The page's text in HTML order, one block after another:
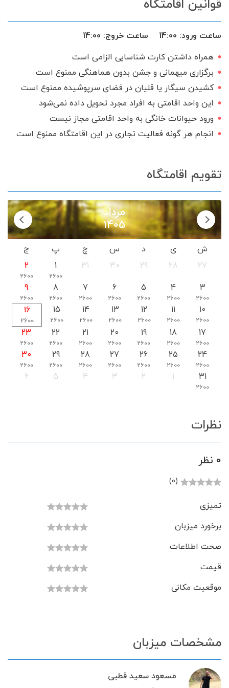
ماشین لباس‌شویی
قوانین اقامتگاه
ساعت ورود: 14:00 ساعت خروج: 14:00
همراه داشتن کارت شناسایی الزامی است
برگزاری میهمانی و جشن بدون هماهنگی ممنوع است
کشیدن سیگار یا قلیان در فضای سرپوشیده ممنوع است
این واحد اقامتی به افراد مجرد تحویل داده نمی‌شود
ورود حیوانات خانگی به واحد اقامتی مجاز نیست
انجام هر گونه فعالیت تجاری در این اقامتگاه ممنوع است
تقویم اقامتگاه
مرداد
1405
ش ی د س چ پ
ج
27
28
29
30
31
1
2600
2
2600
3
2600
4
2600
5
2600
6
2600
7
2600
8
2600
9
2600
10
2600
11
2600
12
2600
13
2600
14
2600
15
2600
16
2600
17
2600
18
2600
19
2600
20
2600
21
2600
22
2600
23
2600
24
2600
25
2600
26
2600
27
2600
28
2600
29
2600
30
2600
31
2600
1
2
3
4
5
6
نظرات
0 نظر
(0)
تمیزی
برخورد میزبان
صحت اطلاعات
قیمت
موقعیت مکانی
مشخصات میزبان
مسعود سعید قطبی